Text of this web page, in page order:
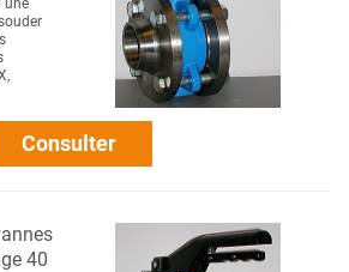
une
Consulter
40